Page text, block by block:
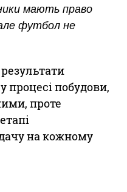
мають право
футбол не
процесі побудови,
проте
на кожному